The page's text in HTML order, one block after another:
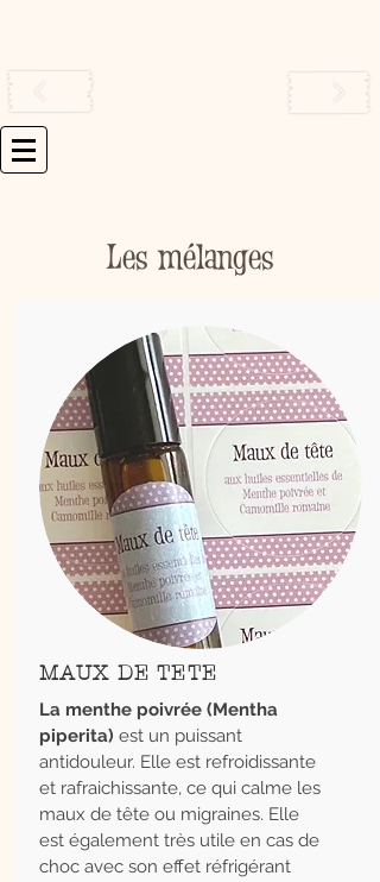
Les mélanges
MAUX DE TETE
La menthe poivrée (Mentha
piperita) est un puissant
antidouleur. Elle est refroidissante
et rafraichissante, ce qui calme les
maux de tête ou migraines. Elle
est également très utile en cas de
choc avec son effet réfrigérant